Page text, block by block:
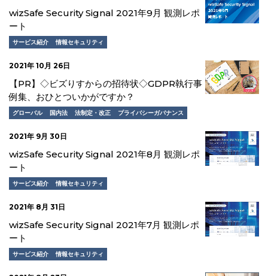
wizSafe Security Signal 2021年9月 観測レポ
ート
サービス紹介 情報セキュリティ
2021年 10月 26日
【PR】◇ビズりすからの招待状◇GDPR執行事
例集、おひとついかがですか？
グローバル 国内法 法制定・改正 プライバシーガバナンス
2021年 9月 30日
wizSafe Security Signal 2021年8月 観測レポ
ート
サービス紹介 情報セキュリティ
2021年 8月 31日
wizSafe Security Signal 2021年7月 観測レポ
ート
サービス紹介 情報セキュリティ